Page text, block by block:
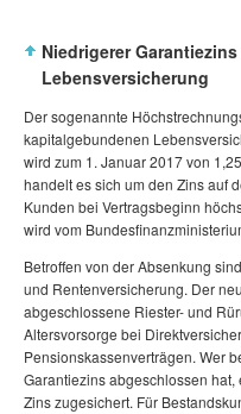
Niedrigerer
Lebensversicherung
Der sogenannte
kapitalgebundenen
wird zum 1. Januar 2017 von
handelt es sich um den Zins auf
Kunden bei Vertragsbeginn
wird vom
Betroffen von der Absenkung
und Rentenversicherung. Der
abgeschlossene Riester- und
Altersvorsorge bei
Pensionskassenverträgen. Wer
Garantiezins abgeschlossen
Zins zugesichert. Für